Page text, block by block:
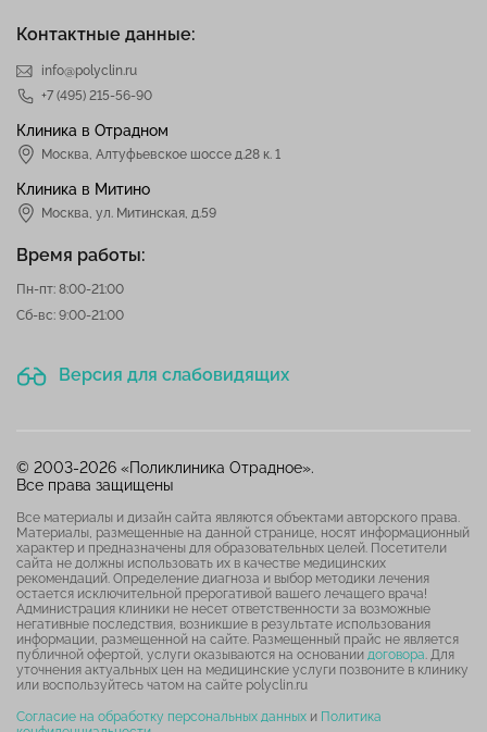
Контактные данные:
info@polyclin.ru
+7 (495) 215-56-90
Клиника в Отрадном
Москва, Алтуфьевское шоссе д.28 к. 1
Клиника в Митино
Москва, ул. Митинская, д.59
Время работы:
Пн-пт: 8:00-21:00
Сб-вс: 9:00-21:00
Версия для слабовидящих
© 2003-2026 «Поликлиника Отрадное».
Все права защищены
Все материалы и дизайн сайта являются объектами авторского права.
Материалы, размещенные на данной странице, носят информационный
характер и предназначены для образовательных целей. Посетители
сайта не должны использовать их в качестве медицинских
рекомендаций. Определение диагноза и выбор методики лечения
остается исключительной прерогативой вашего лечащего врача!
Администрация клиники не несет ответственности за возможные
негативные последствия, возникшие в результате использования
информации, размещенной на сайте. Размещенный прайс не является
публичной офертой, услуги оказываются на основании договора. Для
уточнения актуальных цен на медицинские услуги позвоните в клинику
или воспользуйтесь чатом на сайте polyclin.ru
Согласие на обработку персональных данных и Политика